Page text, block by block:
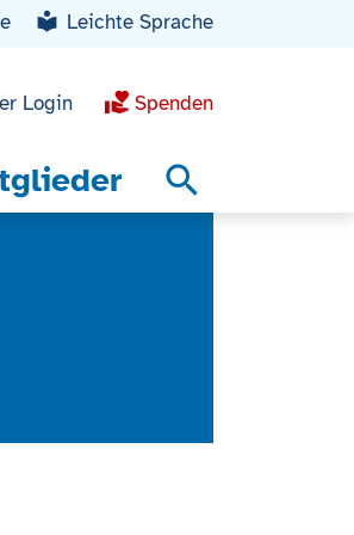
Leichte Sprache
Login Spenden
search